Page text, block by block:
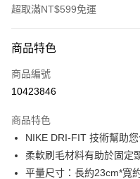
超取滿NT$599免運
信用卡一次付款
超商取貨付款
運送方式
全家取貨付款
商品特色
商品編號
10423846
商品特色
NIKE DRI-FIT 技術幫助您
柔軟刷毛材料有助於固定
平量尺寸：長約23cm*寬